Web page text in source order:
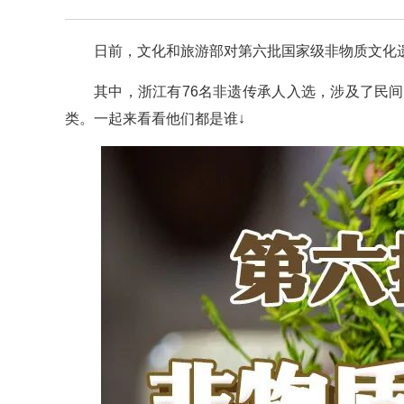
日前，文化和旅游部对第六批国家级非物质文
其中，浙江有76名非遗传承人入选，涉及了民
类。一起来看看他们都是谁↓